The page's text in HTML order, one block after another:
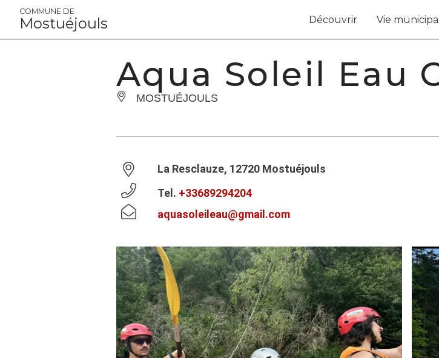
Panneau de gestion des cookies
COMMUNE DE
Mostuéjouls Découvrir Vie
Aqua Soleil Eau
MOSTUÉJOULS
La Resclauze, 12720 Mostuéjouls
Tel. +33689294204
aquasoleileau@gmail.com